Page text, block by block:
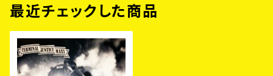
最近チェックした商品